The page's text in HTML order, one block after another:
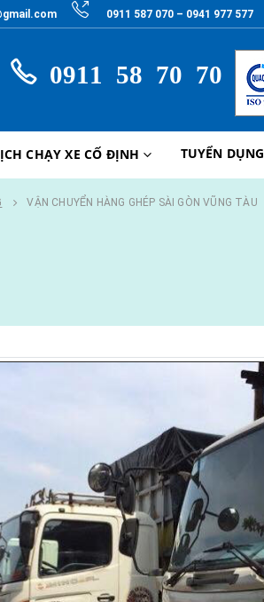
0911 587 070 – 0941 977 577
0911 58 70 70
CHẠY XE CỐ ĐỊNH TUYỂN DỤNG
VẬN CHUYỂN HÀNG GHÉP SÀI GÒN VŨNG TÀU